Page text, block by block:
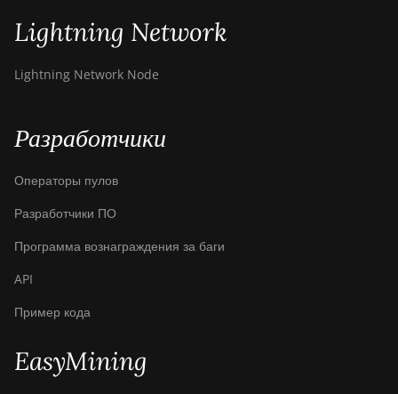
Lightning Network
Lightning Network Node
Разработчики
Операторы пулов
Разработчики ПО
Программа вознаграждения за баги
API
Пример кода
EasyMining